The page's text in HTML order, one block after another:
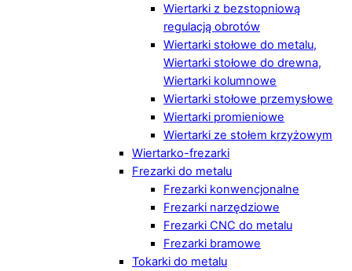
Wiertarki z bezstopniową
regulacją obrotów
Wiertarki stołowe do metalu,
Wiertarki stołowe do drewna,
Wiertarki kolumnowe
Wiertarki stołowe przemysłowe
Wiertarki promieniowe
Wiertarki ze stołem krzyżowym
Wiertarko-frezarki
Frezarki do metalu
Frezarki konwencjonalne
Frezarki narzędziowe
Frezarki CNC do metalu
Frezarki bramowe
Tokarki do metalu